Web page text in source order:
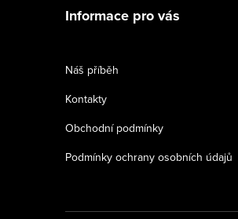
Informace pro vás
Náš příběh
Kontakty
Obchodní podmínky
Podmínky ochrany osobních údajů